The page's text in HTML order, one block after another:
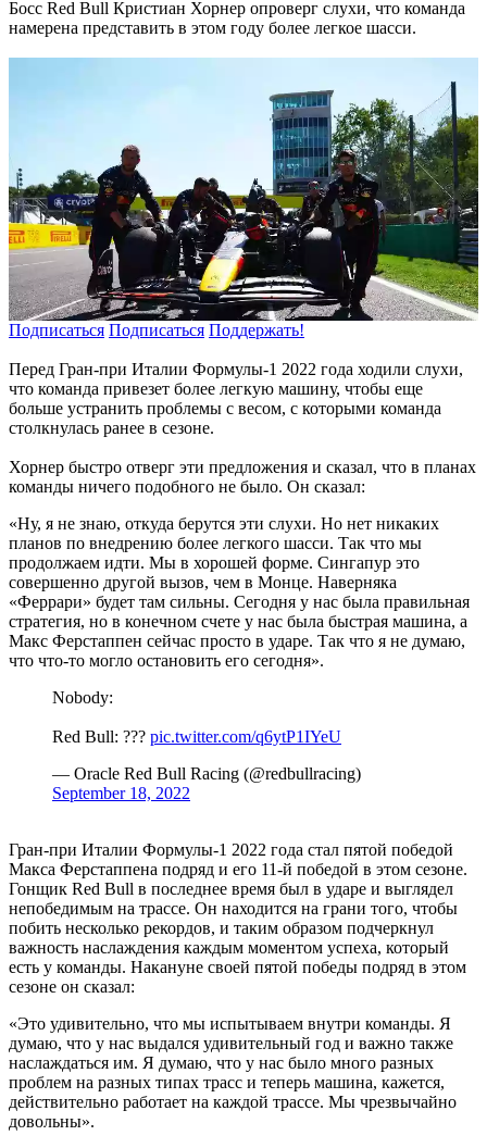
Босс Red Bull Кристиан Хорнер опроверг слухи, что команда
намерена представить в этом году более легкое шасси.
Подписаться Подписаться Поддержать!
Перед Гран-при Италии Формулы-1 2022 года ходили слухи,
что команда привезет более легкую машину, чтобы еще
больше устранить проблемы с весом, с которыми команда
столкнулась ранее в сезоне.
Хорнер быстро отверг эти предложения и сказал, что в планах
команды ничего подобного не было. Он сказал:
«Ну, я не знаю, откуда берутся эти слухи. Но нет никаких
планов по внедрению более легкого шасси. Так что мы
продолжаем идти. Мы в хорошей форме. Сингапур это
совершенно другой вызов, чем в Монце. Наверняка
«Феррари» будет там сильны. Сегодня у нас была правильная
стратегия, но в конечном счете у нас была быстрая машина, а
Макс Ферстаппен сейчас просто в ударе. Так что я не думаю,
что что-то могло остановить его сегодня».
Nobody:
Red Bull: ??? pic.twitter.com/q6ytP1IYeU
— Oracle Red Bull Racing (@redbullracing)
September 18, 2022
Гран-при Италии Формулы-1 2022 года стал пятой победой
Макса Ферстаппена подряд и его 11-й победой в этом сезоне.
Гонщик Red Bull в последнее время был в ударе и выглядел
непобедимым на трассе. Он находится на грани того, чтобы
побить несколько рекордов, и таким образом подчеркнул
важность наслаждения каждым моментом успеха, который
есть у команды. Накануне своей пятой победы подряд в этом
сезоне он сказал:
«Это удивительно, что мы испытываем внутри команды. Я
думаю, что у нас выдался удивительный год и важно также
наслаждаться им. Я думаю, что у нас было много разных
проблем на разных типах трасс и теперь машина, кажется,
действительно работает на каждой трассе. Мы чрезвычайно
довольны».